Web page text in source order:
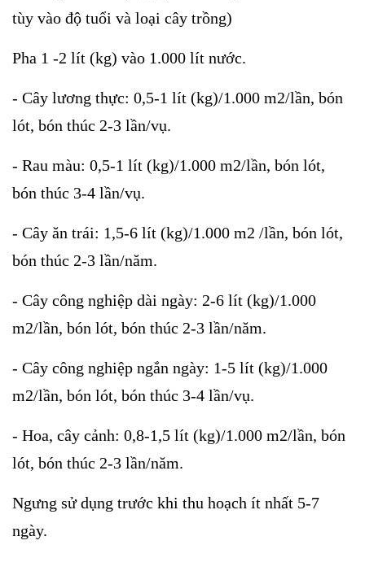
tùy vào độ tuổi và loại cây trồng)
Pha 1 -2 lít (kg) vào 1.000 lít nước.
- Cây lương thực: 0,5-1 lít (kg)/1.000 m2/lần, bón
lót, bón thúc 2-3 lần/vụ.
- Rau màu: 0,5-1 lít (kg)/1.000 m2/lần, bón lót,
bón thúc 3-4 lần/vụ.
- Cây ăn trái: 1,5-6 lít (kg)/1.000 m2 /lần, bón lót,
bón thúc 2-3 lần/năm.
- Cây công nghiệp dài ngày: 2-6 lít (kg)/1.000
m2/lần, bón lót, bón thúc 2-3 lần/năm.
- Cây công nghiệp ngắn ngày: 1-5 lít (kg)/1.000
m2/lần, bón lót, bón thúc 3-4 lần/vụ.
- Hoa, cây cảnh: 0,8-1,5 lít (kg)/1.000 m2/lần, bón
lót, bón thúc 2-3 lần/năm.
Ngưng sử dụng trước khi thu hoạch ít nhất 5-7
ngày.